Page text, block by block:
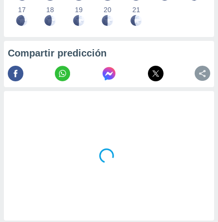
17 18 19 20 21
Compartir predicción